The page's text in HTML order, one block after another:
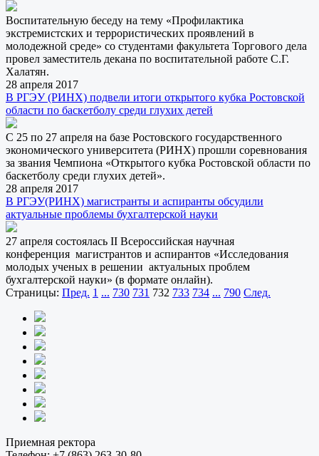
Воспитательную беседу на тему «Профилактика
экстремистских и террористических проявлений в
молодежной среде» со студентами факультета Торгового дела
провел заместитель декана по воспитательной работе С.Г.
Халатян.
28 апреля 2017
В РГЭУ (РИНХ) подвели итоги открытого кубка Ростовской
области по баскетболу среди глухих детей
С 25 по 27 апреля на базе Ростовского государственного
экономического университета (РИНХ) прошли соревнования
за звания Чемпиона «Открытого кубка Ростовской области по
баскетболу среди глухих детей».
28 апреля 2017
В РГЭУ(РИНХ) магистранты и аспиранты обсудили
актуальные проблемы бухгалтерской науки
27 апреля состоялась II Всероссийская научная
конференция магистрантов и аспирантов «Исследования
молодых ученых в решении актуальных проблем
бухгалтерской науки» (в формате онлайн).
Страницы: Пред. 1 ... 730 731 732 733 734 ... 790 След.
Приемная ректора